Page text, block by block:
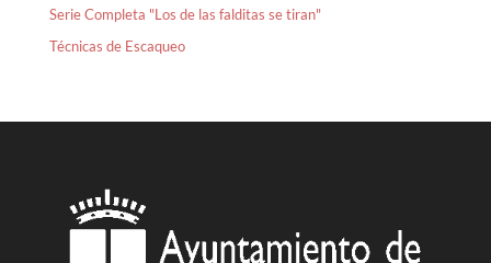
Serie Completa "Los de las falditas se tiran"
Técnicas de Escaqueo